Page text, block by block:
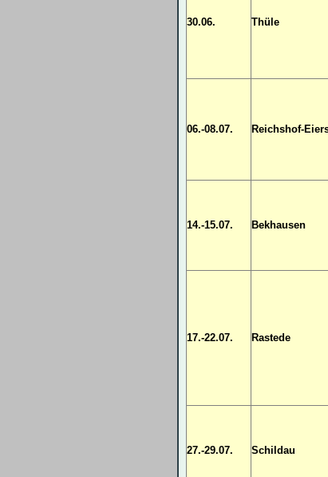
30.06. Thüle
06.-08.07. Reichshof-
14.-15.07. Bekhausen
17.-22.07. Rastede
27.-29.07. Schildau